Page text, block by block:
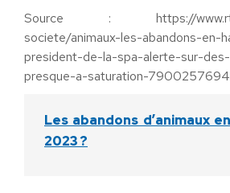
Source : https://
societe/animaux-les-abandons-en-
president-de-la-spa-alerte-sur-
presque-a-saturation-7900257694
Les abandons d’animaux
2023 ?